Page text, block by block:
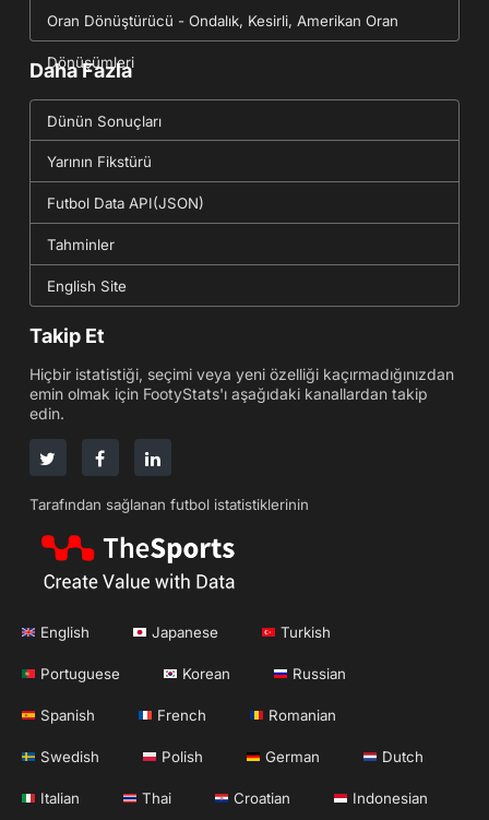
Oran Dönüştürücü - Ondalık, Kesirli, Amerikan Oran
Dönüşümleri
Daha Fazla
Dünün Sonuçları
Yarının Fikstürü
Futbol Data API(JSON)
Tahminler
English Site
Takip Et
Hiçbir istatistiği, seçimi veya yeni özelliği kaçırmadığınızdan
emin olmak için FootyStats'ı aşağıdaki kanallardan takip
edin.
Tarafından sağlanan futbol istatistiklerinin
English Japanese Turkish
Portuguese Korean Russian
Spanish French Romanian
Swedish Polish German Dutch
Italian Thai Croatian Indonesian